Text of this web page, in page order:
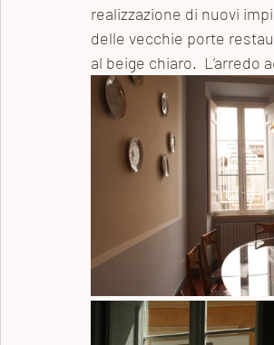
realizzazione di nuovi
delle vecchie porte
al beige chiaro.  L’arredo